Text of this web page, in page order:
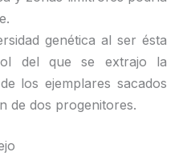
genética al ser ésta
del que se extrajo la
los ejemplares sacados
de dos progenitores.